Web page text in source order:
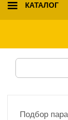
КАТАЛОГ
Подбор